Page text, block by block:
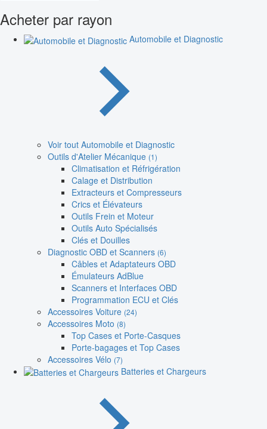
Acheter par rayon
Automobile et Diagnostic
Voir tout Automobile et Diagnostic
Outils d'Atelier Mécanique (1)
Climatisation et Réfrigération
Calage et Distribution
Extracteurs et Compresseurs
Crics et Élévateurs
Outils Frein et Moteur
Outils Auto Spécialisés
Clés et Douilles
Diagnostic OBD et Scanners (6)
Câbles et Adaptateurs OBD
Émulateurs AdBlue
Scanners et Interfaces OBD
Programmation ECU et Clés
Accessoires Voiture (24)
Accessoires Moto (8)
Top Cases et Porte-Casques
Porte-bagages et Top Cases
Accessoires Vélo (7)
Batteries et Chargeurs